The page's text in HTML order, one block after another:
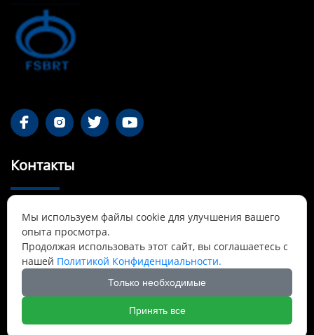
   
Контакты

55-1 Qianjin Road, район Синьфу, Фушунь,
Ляонин
 Cnbrtsummer@gmail.com
+8613841389007
Мы используем файлы cookie для улучшения вашего
опыта просмотра.
Продолжая использовать этот сайт, вы соглашаетесь с
нашей Политикой Конфиденциальности.
Только необходимые
Принять все